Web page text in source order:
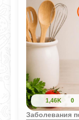
1,46K 0
Заболевания